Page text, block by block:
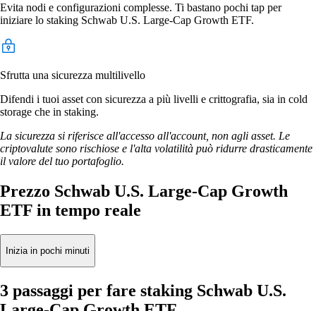
Evita nodi e configurazioni complesse. Ti bastano pochi tap per
iniziare lo staking Schwab U.S. Large-Cap Growth ETF.
Sfrutta una sicurezza multilivello
Difendi i tuoi asset con sicurezza a più livelli e crittografia, sia in cold
storage che in staking.
La sicurezza si riferisce all'accesso all'account, non agli asset. Le
criptovalute sono rischiose e l'alta volatilità può ridurre drasticamente
il valore del tuo portafoglio.
Prezzo Schwab U.S. Large-Cap Growth
ETF in tempo reale
Inizia in pochi minuti
3 passaggi per fare staking Schwab U.S.